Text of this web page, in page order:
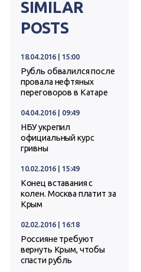
SIMILAR
POSTS
18.04.2016 | 15:00
Рубль обвалился после
провала нефтяных
переговоров в Катаре
04.04.2016 | 09:49
НБУ укрепил
официальный курс
гривны
10.02.2016 | 15:49
Конец вставания с
колен. Москва платит за
Крым
02.02.2016 | 16:18
Россияне требуют
вернуть Крым, чтобы
спасти рубль